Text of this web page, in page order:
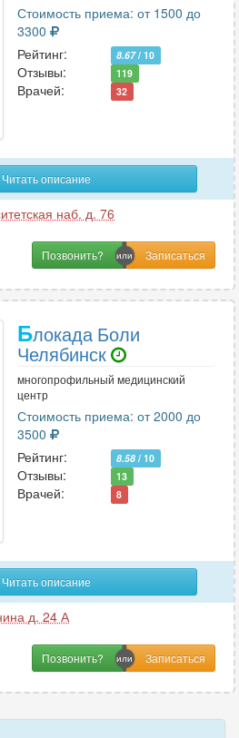
Стоимость приема: от 1500 до
3300
Рейтинг:
8.67/ 10
Отзывы: 119
Врачей: 32
Читать описание
наб. д. 76
Позвонить?
Блокада Боли
Челябинск
многопрофильный медицинский
центр
Стоимость приема: от 2000 до
3500
Рейтинг:
8.58 / 10
Отзывы: 13
Врачей: 8
Читать описание
д. 24 А
Позвонить?